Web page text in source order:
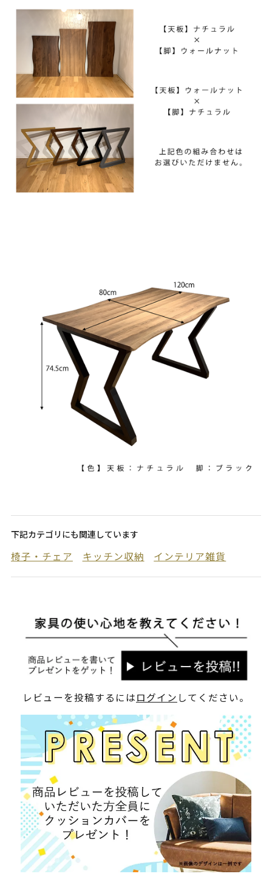
下記カテゴリにも関連しています
椅子・チェア キッチン収納 インテリア雑貨
レビューを投稿するにはログイン してください。